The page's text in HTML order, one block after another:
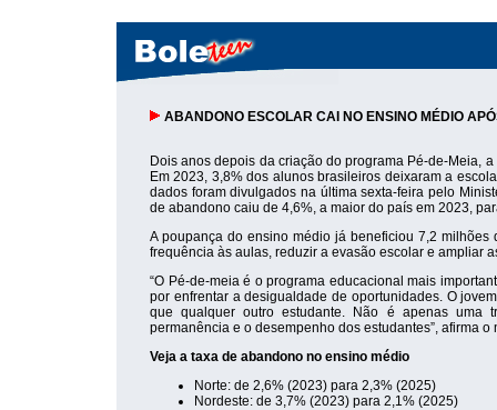
ABANDONO ESCOLAR CAI NO ENSINO MÉDIO
Dois anos depois da criação do programa Pé-de-Meia,
Em 2023, 3,8% dos alunos brasileiros deixaram a
dados foram divulgados na última sexta-feira pelo
de abandono caiu de 4,6%, a maior do país em 2023,
A poupança do ensino médio já beneficiou 7,2
frequência às aulas, reduzir a evasão escolar e ampliar
“O Pé-de-meia é o programa educacional mais
por enfrentar a desigualdade de oportunidades. O
que qualquer outro estudante. Não é apenas uma
permanência e o desempenho dos estudantes”, afirma
Veja a taxa de abandono no ensino médio
Norte: de 2,6% (2023) para 2,3% (2025)
Nordeste: de 3,7% (2023) para 2,1% (2025)